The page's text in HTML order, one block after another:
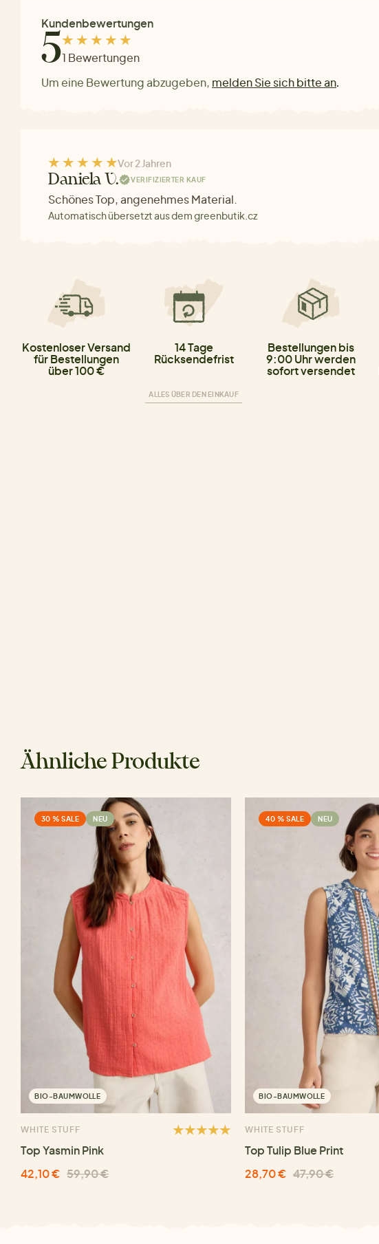
Kundenbewertungen
51 Bewertungen
Um eine Bewertung abzugeben, melden Sie sich bitte an.
Vor 2 Jahren
Daniela V. VERIFIZIERTER KAUF
Schönes Top, angenehmes Material.
Automatisch übersetzt aus dem greenbutik.cz
Kostenloser Versand
für Bestellungen
über 100 €
14 Tage
Rücksendefrist
ALLES ÜBER DEN EINKAUF
Bestellungen bis
9:00 Uhr werden
sofort versendet
Ähnliche Produkte
30 % SALE NEU
BIO-BAUMWOLLE
WHITE STUFF
Top Yasmin Pink
42,10 € 59,90 €
40 % SALE NEU
BIO-BAUMWOLLE
WHITE STUFF
Top Tulip Blue Print
28,70 € 47,90 €